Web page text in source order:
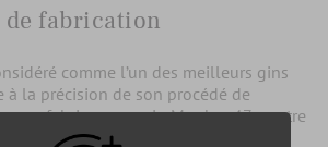
de fabrication
comme l’un des meilleurs gins
à la précision de son procédé de
pour fabriquer un gin Monkey 47, quatre
suivies.